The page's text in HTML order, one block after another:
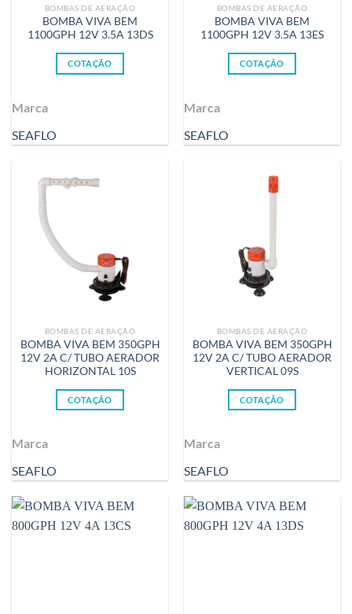
BOMBAS DE AERAÇÃO
BOMBA VIVA BEM
1100GPH 12V 3.5A 13DS
COTAÇÃO
Marca
SEAFLO
BOMBAS DE AERAÇÃO
BOMBA VIVA BEM
1100GPH 12V 3.5A 13ES
COTAÇÃO
Marca
SEAFLO
BOMBAS DE AERAÇÃO
BOMBA VIVA BEM 350GPH
12V 2A C/ TUBO AERADOR
HORIZONTAL 10S
COTAÇÃO
Marca
SEAFLO
BOMBAS DE AERAÇÃO
BOMBA VIVA BEM 350GPH
12V 2A C/ TUBO AERADOR
VERTICAL 09S
COTAÇÃO
Marca
SEAFLO